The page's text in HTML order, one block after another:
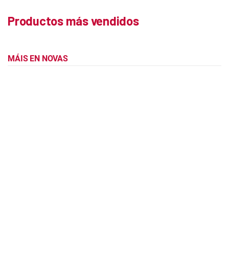
Productos más vendidos
MÁIS EN NOVAS